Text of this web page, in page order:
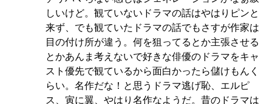
しいけど。観ていないドラマの話はやはりピンと
来ず、でも観ていたドラマの話でもさすが作家は
目の付け所が違う。何を狙ってるとか主張させる
とかあんま考えないで好きな俳優のドラマをキャ
スト優先で観ているから面白かったら儲けもんく
らい。名作だな！と思うドラマ逃げ恥、エルピ
ス、寅に翼、やはり名作なようだ。昔のドラマは